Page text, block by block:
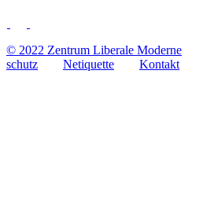
© 2022 Zentrum Libe­rale Moderne
schutz
Neti­quette Kontakt